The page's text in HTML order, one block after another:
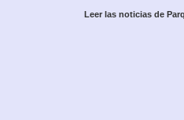
Leer las noticias de